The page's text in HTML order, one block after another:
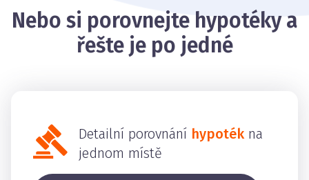
Nebo si porovnejte hypotéky a
řešte je po jedné
Detailní porovnání hypotékna
jednom místě